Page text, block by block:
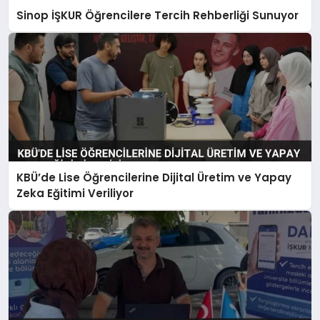
Sinop İŞKUR Öğrencilere Tercih Rehberliği Sunuyor
KBÜ’de Lise Öğrencilerine Dijital Üretim ve Yapay
Zeka Eğitimi Veriliyor